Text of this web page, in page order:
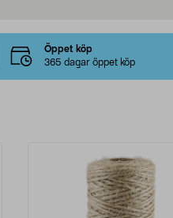
Öppet köp
365 dagar öppet köp